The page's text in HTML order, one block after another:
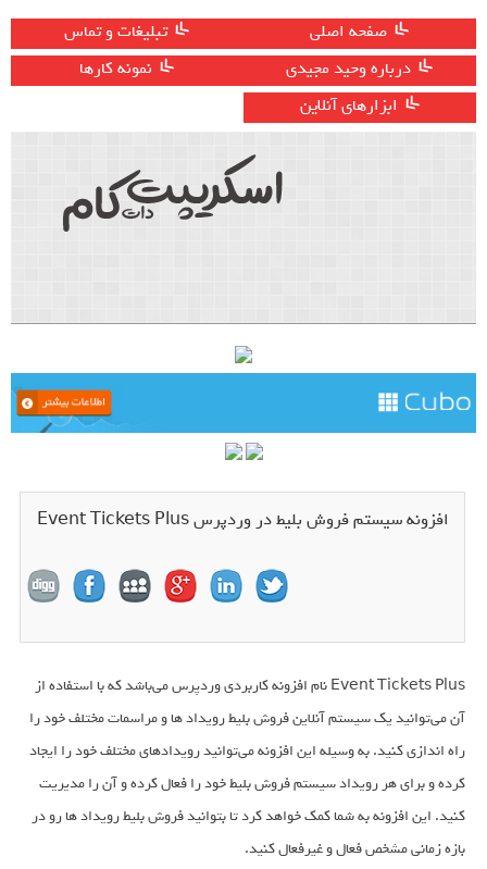
صفحه اصلی
تبلیغات و تماس
درباره وحید مجیدی
نمونه کارها
ابزارهای آنلاین
افزونه سیستم فروش بلیط در وردپرس Event Tickets Plus
Event Tickets Plus نام افزونه کاربردی وردپرس می‌باشد که با استفاده از
آن می‌توانید یک سیستم آنلاین فروش بلیط رویداد ها و مراسمات مختلف خود را
راه اندازی کنید. به وسیله این افزونه می‌توانید رویدادهای مختلف خود را ایجاد
کرده و برای هر رویداد سیستم فروش بلیط خود را فعال کرده و آن را مدیریت
کنید. این افزونه به شما کمک خواهد کرد تا بتوانید فروش بلیط رویداد ها رو در
بازه زمانی مشخص فعال و غیرفعال کنید.